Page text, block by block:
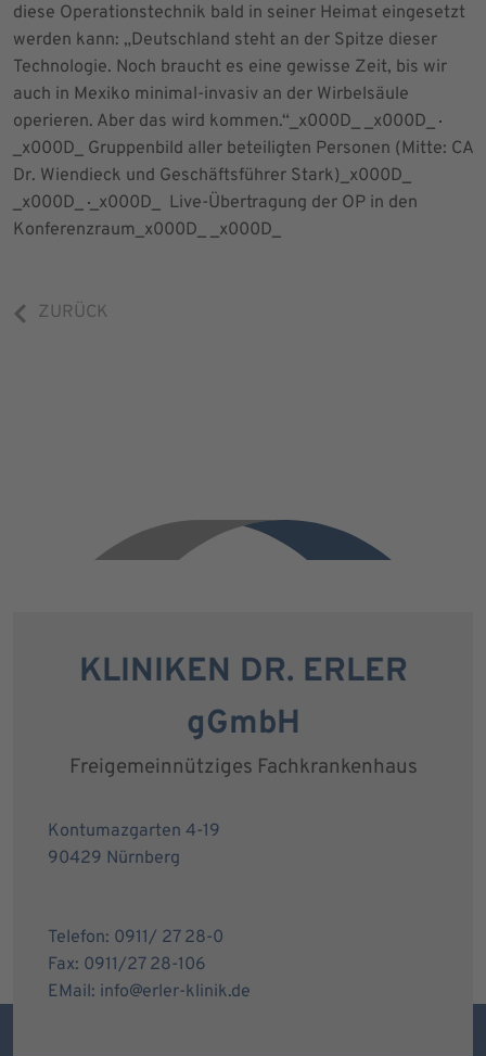
diese Operationstechnik bald in seiner Heimat eingesetzt
werden kann: „Deutschland steht an der Spitze dieser
Technologie. Noch braucht es eine gewisse Zeit, bis wir
auch in Mexiko minimal-invasiv an der Wirbelsäule
operieren. Aber das wird kommen.“_x000D_ _x000D_
_x000D_ Gruppenbild aller beteiligten Personen (Mitte: CA
Dr. Wiendieck und Geschäftsführer Stark)_x000D_
_x000D_ _x000D_ Live-Übertragung der OP in den
Konferenzraum_x000D_ _x000D_
ZURÜCK
KLINIKEN DR. ERLER
gGmbH
Freigemeinnütziges Fachkrankenhaus
Kontumazgarten 4-19
90429 Nürnberg
Telefon: 0911/ 27 28-0
Fax: 0911/27 28-106
EMail: info@erler-klinik.de